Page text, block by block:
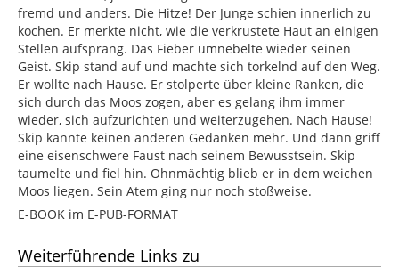
fremd und anders. Die Hitze! Der Junge schien innerlich zu
kochen. Er merkte nicht, wie die verkrustete Haut an einigen
Stellen aufsprang. Das Fieber umnebelte wieder seinen
Geist. Skip stand auf und machte sich torkelnd auf den Weg.
Er wollte nach Hause. Er stolperte über kleine Ranken, die
sich durch das Moos zogen, aber es gelang ihm immer
wieder, sich aufzurichten und weiterzugehen. Nach Hause!
Skip kannte keinen anderen Gedanken mehr. Und dann griff
eine eisenschwere Faust nach seinem Bewusstsein. Skip
taumelte und fiel hin. Ohnmächtig blieb er in dem weichen
Moos liegen. Sein Atem ging nur noch stoßweise.
E-BOOK im E-PUB-FORMAT
Weiterführende Links zu